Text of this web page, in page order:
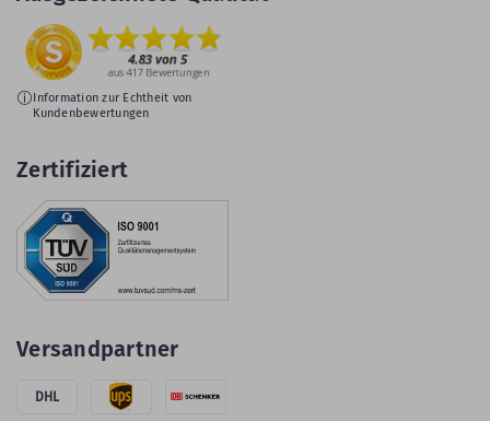
Information zur Echtheit von
Kundenbewertungen
Zertifiziert
Versandpartner
DHL